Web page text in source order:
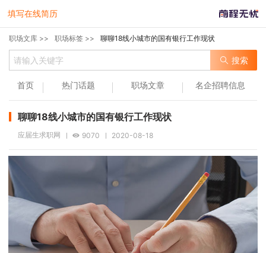
填写在线简历
职场文库 >> 职场标签 >> 聊聊18线小城市的国有银行工作现状
搜索
首页 热门话题 职场文章 名企招聘信息
聊聊18线小城市的国有银行工作现状
应届生求职网 9070 2020-08-18